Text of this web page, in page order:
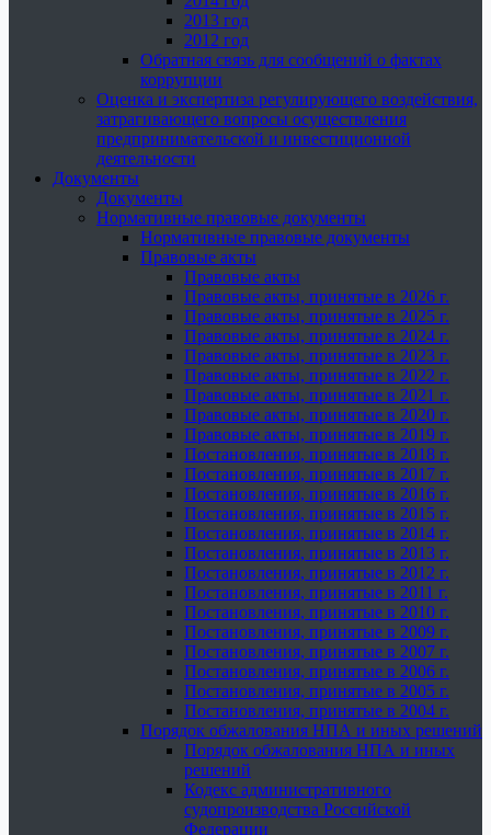
2013 год
2012 год
Обратная связь для сообщений о фактах
коррупции
Оценка и экспертиза регулирующего воздействия,
затрагивающего вопросы осуществления
предпринимательской и инвестиционной
деятельности
Документы
Документы
Нормативные правовые документы
Нормативные правовые документы
Правовые акты
Правовые акты
Правовые акты, принятые в 2026 г.
Правовые акты, принятые в 2025 г.
Правовые акты, принятые в 2024 г.
Правовые акты, принятые в 2023 г.
Правовые акты, принятые в 2022 г.
Правовые акты, принятые в 2021 г.
Правовые акты, принятые в 2020 г.
Правовые акты, принятые в 2019 г.
Постановления, принятые в 2018 г.
Постановления, принятые в 2017 г.
Постановления, принятые в 2016 г.
Постановления, принятые в 2015 г.
Постановления, принятые в 2014 г.
Постановления, принятые в 2013 г.
Постановления, принятые в 2012 г.
Постановления, принятые в 2011 г.
Постановления, принятые в 2010 г.
Постановления, принятые в 2009 г.
Постановления, принятые в 2007 г.
Постановления, принятые в 2006 г.
Постановления, принятые в 2005 г.
Постановления, принятые в 2004 г.
Порядок обжалования НПА и иных решений
Порядок обжалования НПА и иных
решений
Кодекс административного
судопроизводства Российской
Федерации